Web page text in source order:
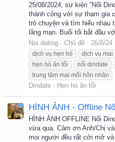
25/08/2024, sự kiện "Nối
thành công với sự tham gia
trò chuyện và tìm hiểu nhau
lãng mạn. Buổi tối bắt đầu
Noi.dating
Chủ đề 26/8/24
dịch vụ hẹn hò
dịch vụ mai
hẹn hò ăn tối
nối dindate
trung tâm mai mối hôn nhân
Dindate - Hẹn hò ăn tối
HÌNH ẢNH - Offline
HÌNH ẢNH OFFLINE Nối
vừa qua. Cảm ơn Anh/Chị
mọi người đều rất cởi mở